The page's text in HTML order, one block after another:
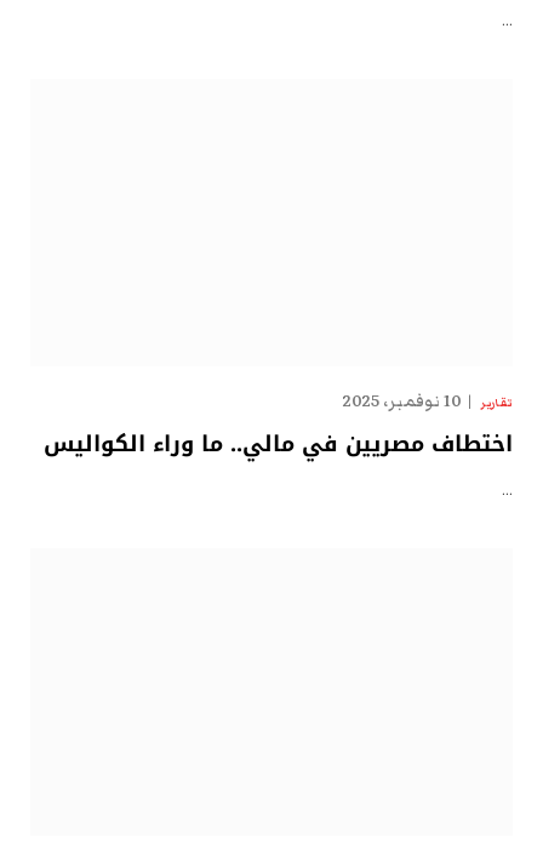
…
تقارير 10 نوفمبر، 2025
اختطاف مصريين في مالي.. ما وراء الكواليس
…